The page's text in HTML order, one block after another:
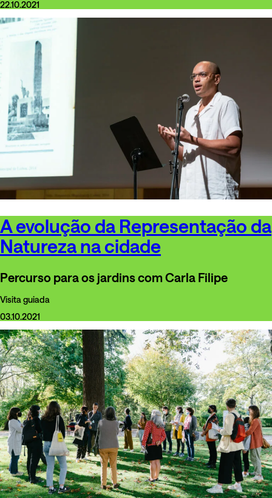
22.10.2021
A evolução da Representação da
Natureza na cidade
Percurso para os jardins com Carla Filipe
Visita guiada
03.10.2021